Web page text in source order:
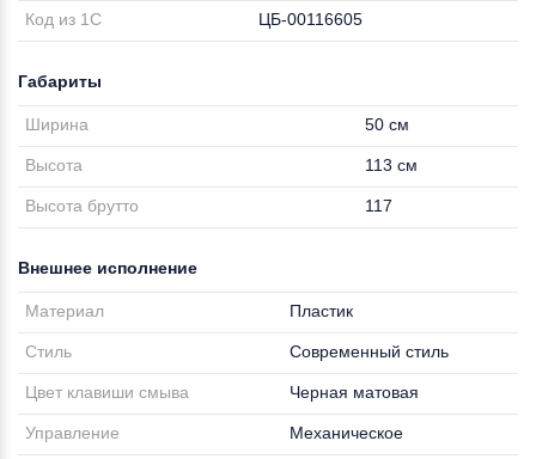
Код из 1С ЦБ-00116605
Габариты
Ширина 50 см
Высота 113 см
Высота брутто 117
Внешнее исполнение
Материал Пластик
Стиль Современный стиль
Цвет клавиши смыва Черная матовая
Управление Механическое